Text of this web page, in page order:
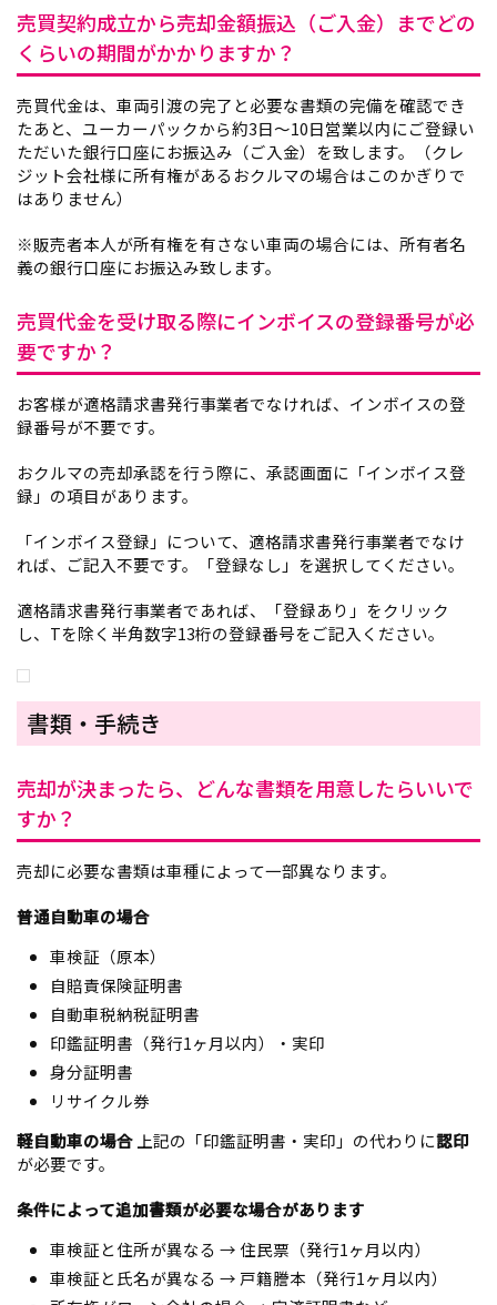
売買契約成立から売却金額振込（ご入金）までどの
くらいの期間がかかりますか？
売買代金は、車両引渡の完了と必要な書類の完備を確認でき
たあと、ユーカーパックから約3日～10日営業以内にご登録い
ただいた銀行口座にお振込み（ご入金）を致します。（クレ
ジット会社様に所有権があるおクルマの場合はこのかぎりで
はありません）
※販売者本人が所有権を有さない車両の場合には、所有者名
義の銀行口座にお振込み致します。
売買代金を受け取る際にインボイスの登録番号が必
要ですか？
お客様が適格請求書発行事業者でなければ、インボイスの登
録番号が不要です。
おクルマの売却承認を行う際に、承認画面に「インボイス登
録」の項目があります。
「インボイス登録」について、適格請求書発行事業者でなけ
れば、ご記入不要です。「登録なし」を選択してください。
適格請求書発行事業者であれば、「登録あり」をクリック
し、Tを除く半角数字13桁の登録番号をご記入ください。
書類・手続き
売却が決まったら、どんな書類を用意したらいいで
すか？
売却に必要な書類は車種によって一部異なります。
普通自動車の場合
車検証（原本）
自賠責保険証明書
自動車税納税証明書
印鑑証明書（発行1ヶ月以内）・実印
身分証明書
リサイクル券
軽自動車の場合 上記の「印鑑証明書・実印」の代わりに認印
が必要です。
条件によって追加書類が必要な場合があります
車検証と住所が異なる → 住民票（発行1ヶ月以内）
車検証と氏名が異なる → 戸籍謄本（発行1ヶ月以内）